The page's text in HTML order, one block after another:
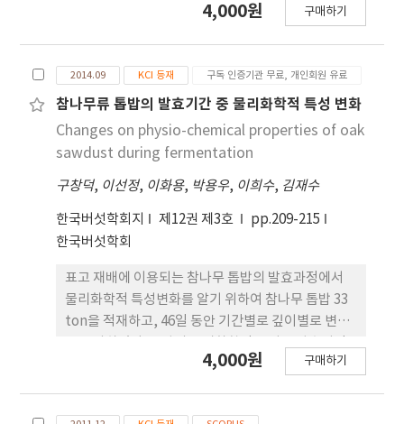
Cinnamomum cassia Presl at a concentration
면적(ha)당 연평균 임분재적 생장율은 잣나무 6.6%,
적(ha)당 탄소저장량은 2004년과 2014년에 각각 활
엽수인 신갈나무가 186.1 tC/ha, 200.0 tC/ha 로 가
장 많고, 그 다음 소나무, 낙엽송 순이었다. 자작나무
는 가장 적은 48.6 tC/ha, 55.2 tC/ha을 나타내었다.
tCO2/ha/yr.), 낙엽송(12.1 tCO2/ha/yr.), 잣나무
(11.3 tCO2/ha/yr.) 순으로 나타나 수종별 표준 탄소
흡수량 기준보다 모두 높은 수치를 보여 주었다. 실제
무, 소나무에 비해 모니터링구 설치 당시 유령림이었
던 잣나무(2.9%)와 낙엽송(0.6%)이 높게 나타났다.
이는 천연림 소나무와 신갈나무가 노령기에 접어들면
서 어느 정도 생장이 둔화된 것으로 보인다. 고산지대
산림이라는 열악한 환경에도 불구하고 운두령의 산림
4,000원 구매하기
2014.09 KCI 등재 구독 인증기관 무료, 개인회원 유료
참나무류 톱밥의 발효기간 중 물리화학적 특성 변화
Changes on physio-chemical properties of oak
sawdust during fermentation
구창덕, 이선정, 이화용, 박용우, 이희수, 김재수
한국버섯학회지 제12권 제3호
pp.209-215
한국버섯학회
표고 재배에 이용되는 참나무 톱밥의 발효과정에서
물리화학적 특성변화를 알기 위하여 참나무 톱밥 33
ton을 적재하고, 46일 동안 기간별로 깊이별로 변화
과 적재 깊이에 따라 변화정도가 달랐다. 대부분의 물
4,000원 구매하기